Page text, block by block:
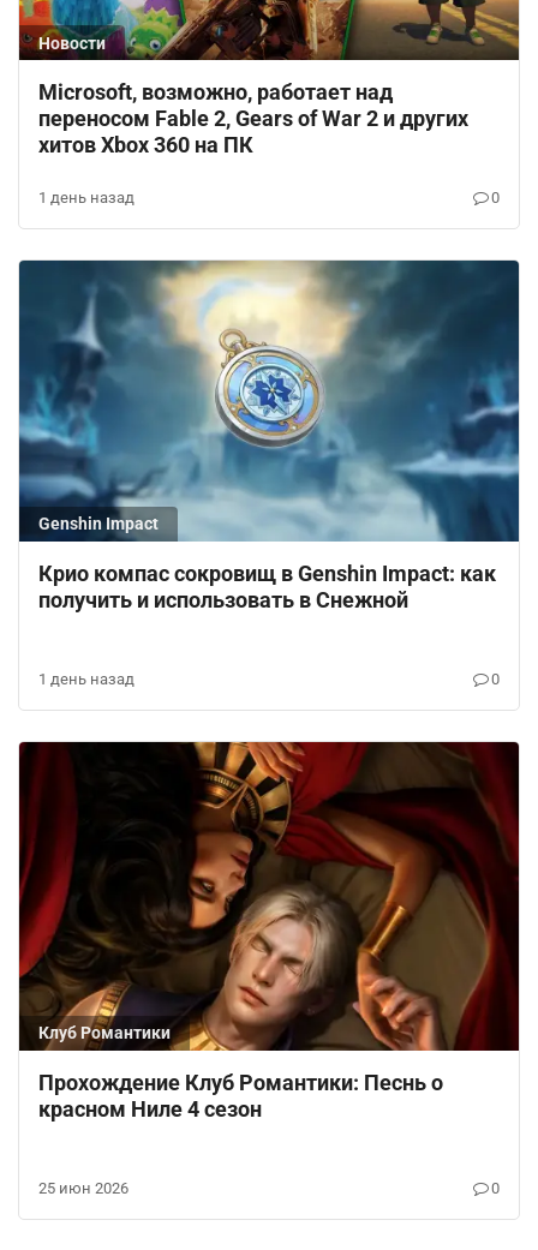
Новости
Microsoft, возможно, работает над
переносом Fable 2, Gears of War 2 и других
хитов Xbox 360 на ПК
1 день назад 0
Genshin Impact
Крио компас сокровищ в Genshin Impact: как
получить и использовать в Снежной
1 день назад 0
Клуб Романтики
Прохождение Клуб Романтики: Песнь о
красном Ниле 4 сезон
25 июн 2026 0